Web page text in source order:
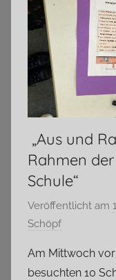
a.
d.
Laaber
„Aus und
Rahmen
Schule“
Veröffentlicht am
Schöpf
Am Mittwoch
besuchten 10